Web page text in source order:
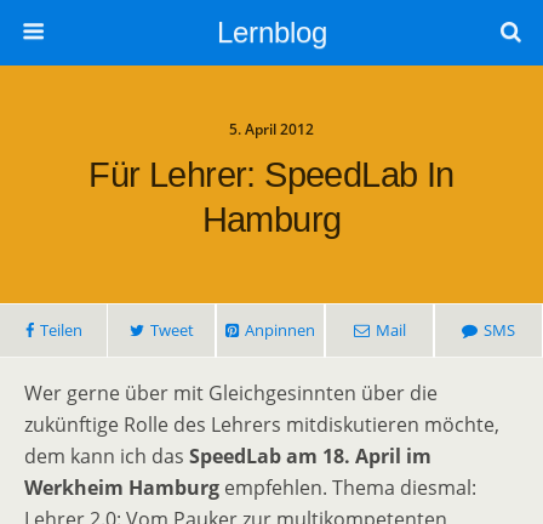
Lernblog
5. April 2012
Für Lehrer: SpeedLab In
Hamburg
Teilen Tweet Anpinnen Mail SMS
Wer gerne über mit Gleichgesinnten über die
zukünftige Rolle des Lehrers mitdiskutieren möchte,
dem kann ich das SpeedLab am 18. April im
Werkheim Hamburg empfehlen. Thema diesmal: